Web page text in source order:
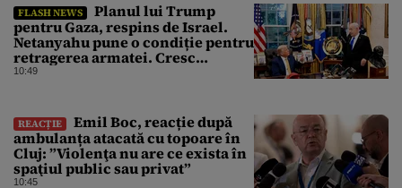
FLASH NEWS
Planul lui Trump
pentru Gaza, respins de Israel.
Netanyahu pune o condiție pentru
retragerea armatei. Cresc
tensiunile în Orientul Mijlociu
10:49
REACȚIE
Emil Boc, reacție după
ambulanța atacată cu topoare în
Cluj: ”Violenţa nu are ce exista în
spaţiul public sau privat”
10:45